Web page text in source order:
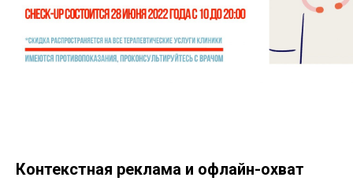
Контекстная реклама и офлайн-охват